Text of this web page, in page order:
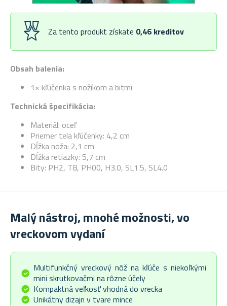
Obsah balenia:
1× kľúčenka s nožíkom a bitmi
Technická špecifikácia:
Materiál: oceľ
Priemer tela kľúčenky: 4,2 cm
Dĺžka noža: 2,1 cm
Dĺžka retiazky: 5,7 cm
Bity: PH2, T8, PH00, H3.0, SL1.5, SL4.0
Za tento produkt získate 0,46 kreditov
Malý nástroj, mnohé možnosti, vo
vreckovom vydaní
Multifunkčný vreckový nôž na kľúče s niekoľkými
mini skrutkovačmi na rôzne účely
Kompaktná veľkosť vhodná do vrecka
Unikátny dizajn v tvare mince